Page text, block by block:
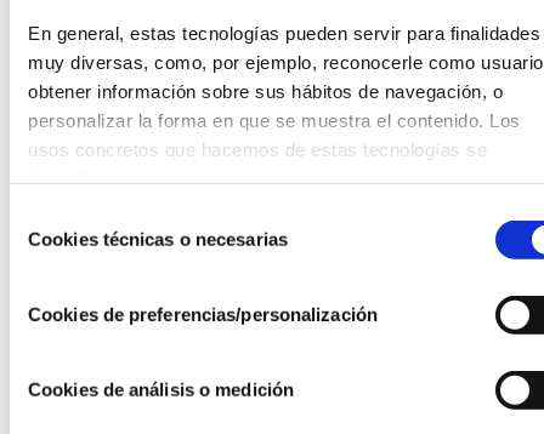
En general, estas tecnologías pueden servir para finalidades
muy diversas, como, por ejemplo, reconocerle como
obtener información sobre sus hábitos de navegación, o
personalizar la forma en que se muestra el contenido. Los
usos concretos que hacemos de estas tecnologías se
deCookies técnicas o necesarias
Cookies de preferencias/personalización
Cookies de análisis o medición
de 2025 en La Bañeza.
7.- Se publicará el poema premiado que pasará a ser
propiedad del convocante. El fallo del jurado, sujeto a estas
bases, será inapelable y se dará a conocer al ganador.
devolver los originales no premiados. Los poemas finalistas